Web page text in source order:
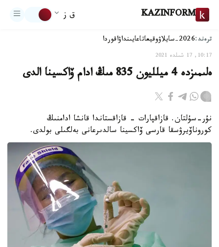
KAZINFORM ق ز
ترەند:2026-سايلاۋ وقيعاتاعايىنداۋاقوردا
10:17, 17 شىلدە 2021
ەلىمىزدە 4 ميلليون 835 مىڭ ادام ۆاكسينا الدى
نۇر-سۇلتان. قازاقپارات - قازاقستاندا قانشا ادامنىڭ
كوروناۆيرۋسقا قارسى ۆاكسينا سالدىرعانى بەلگىلى بولدى.